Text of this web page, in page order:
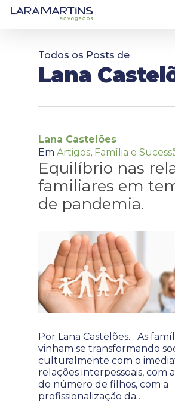
Skip
Todos os Posts de
Lana
Lana Castelões
Em Artigos, Família e
Equilíbrio nas
familiares em
de pandemia.
Por Lana Castelões. As
vinham se transformando
culturalmente com o
relações interpessoais, com
do número de filhos, com a
profissionalização da…